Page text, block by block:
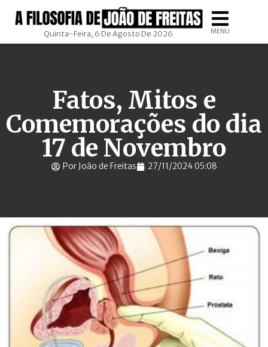
Quinta-Feira, 6 De Agosto De 2026 MENU
Fatos, Mitos e
Comemorações do dia
17 de Novembro
Por João de Freitas 27/11/2024 05:08